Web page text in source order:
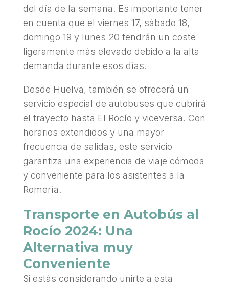
del día de la semana. Es importante tener
en cuenta que el viernes 17, sábado 18,
domingo 19 y lunes 20 tendrán un coste
ligeramente más elevado debido a la alta
demanda durante esos días.
Desde Huelva, también se ofrecerá un
servicio especial de autobuses que cubrirá
el trayecto hasta El Rocío y viceversa. Con
horarios extendidos y una mayor
frecuencia de salidas, este servicio
garantiza una experiencia de viaje cómoda
y conveniente para los asistentes a la
Romería.
Transporte en Autobús al
Rocío 2024: Una
Alternativa muy
Conveniente
Si estás considerando unirte a esta